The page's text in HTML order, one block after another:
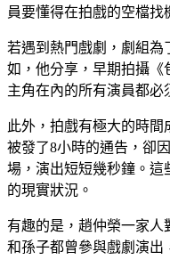
員要懂得在拍戲的空檔找
若遇到熱門戲劇，劇組為
如，他分享，早期拍攝《
主角在內的所有演員都必
此外，拍戲有極大的時
被發了8小時的通告，卻
場，演出短短幾秒鐘。這
的現實狀況。
有趣的是，趙仲榮一家
和孫子都曾參與戲劇演出